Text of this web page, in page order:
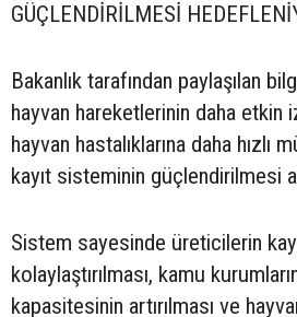
GÜÇLENDİRİLMESİ
Bakanlık tarafından paylaşılan
hayvan hareketlerinin daha etkin
hayvan hastalıklarına daha hızlı
kayıt sisteminin güçlendirilmesi
Sistem sayesinde üreticilerin
kolaylaştırılması, kamu
kapasitesinin artırılması ve